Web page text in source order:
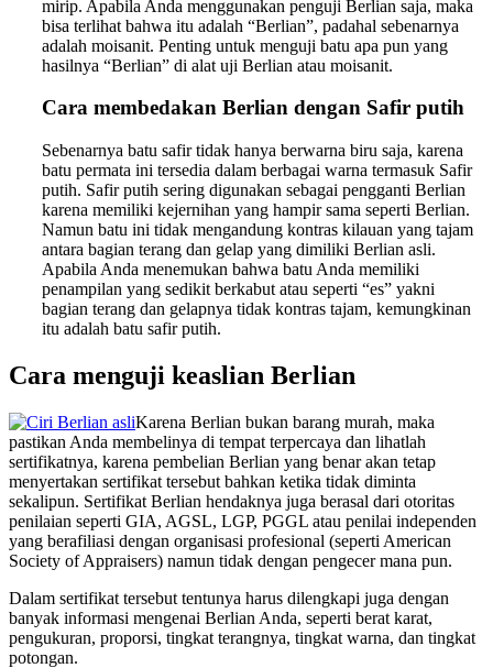
mirip. Apabila Anda menggunakan penguji Berlian saja, maka
bisa terlihat bahwa itu adalah “Berlian”, padahal sebenarnya
adalah moisanit. Penting untuk menguji batu apa pun yang
hasilnya “Berlian” di alat uji Berlian atau moisanit.
Cara membedakan Berlian dengan Safir putih
Sebenarnya batu safir tidak hanya berwarna biru saja, karena
batu permata ini tersedia dalam berbagai warna termasuk Safir
putih. Safir putih sering digunakan sebagai pengganti Berlian
karena memiliki kejernihan yang hampir sama seperti Berlian.
Namun batu ini tidak mengandung kontras kilauan yang tajam
antara bagian terang dan gelap yang dimiliki Berlian asli.
Apabila Anda menemukan bahwa batu Anda memiliki
penampilan yang sedikit berkabut atau seperti “es” yakni
bagian terang dan gelapnya tidak kontras tajam, kemungkinan
itu adalah batu safir putih.
Cara menguji keaslian Berlian
Karena Berlian bukan barang murah, maka
pastikan Anda membelinya di tempat terpercaya dan lihatlah
sertifikatnya, karena pembelian Berlian yang benar akan tetap
menyertakan sertifikat tersebut bahkan ketika tidak diminta
sekalipun. Sertifikat Berlian hendaknya juga berasal dari otoritas
penilaian seperti GIA, AGSL, LGP, PGGL atau penilai independen
yang berafiliasi dengan organisasi profesional (seperti American
Society of Appraisers) namun tidak dengan pengecer mana pun.
Dalam sertifikat tersebut tentunya harus dilengkapi juga dengan
banyak informasi mengenai Berlian Anda, seperti berat karat,
pengukuran, proporsi, tingkat terangnya, tingkat warna, dan tingkat
potongan.